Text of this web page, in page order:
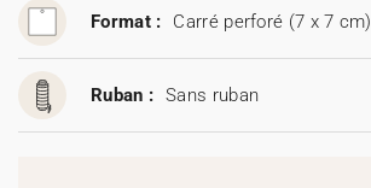
Format : Carré perforé (7 x 7 cm)
Ruban : Sans ruban